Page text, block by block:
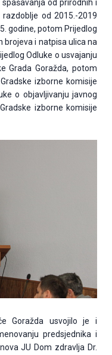
od prirodnih i
od 2015.-2019
godine, potom Prijedlog
i natpisa ulica na
Odluke o usvajanju
Grada Goražda, potom
izborne komisije
o objavljivanju javnog
izborne komisije
Goražda usvojilo je i
predsjednika i
JU Dom zdravlja Dr.